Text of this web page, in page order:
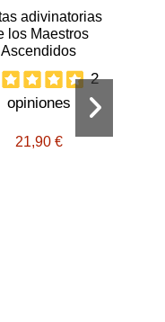
adivinatorias
los Maestros
Ascendidos
2
opiniones
21,90 €